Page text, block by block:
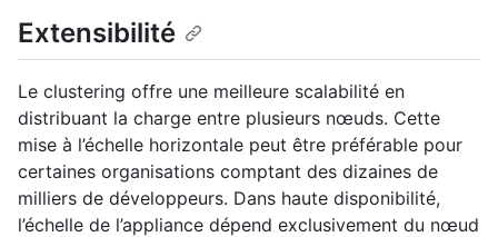
Extensibilité
Le clustering offre une meilleure scalabilité en
distribuant la charge entre plusieurs nœuds. Cette
mise à l’échelle horizontale peut être préférable pour
certaines organisations comptant des dizaines de
milliers de développeurs. Dans haute disponibilité,
l’échelle de l’appliance dépend exclusivement du nœud